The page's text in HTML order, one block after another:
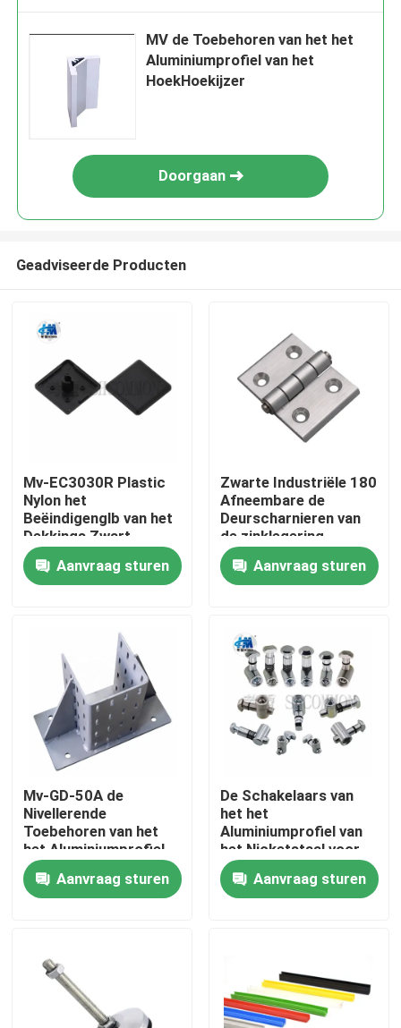
Thuis
Over ons
Producten
Industrieel Aluminiumprofiel
Het Profiel van het uitdrijvingsaluminium
V het Profiel van het Groefaluminium
Aangepast Aluminiumprofiel
CNC Aluminiumprofiel
MV de Toebehoren van het het
Aluminiumprofiel van het
HoekHoekijzer
Doorgaan
Geadviseerde Producten
Mv-EC3030R Plastic
Nylon het
Beëindigenglb van het
Dekkings Zwart
Profiel
Aanvraag sturen
Zwarte Industriële 180
Afneembare de
Deurscharnieren van
de zinklegering
Aanvraag sturen
Mv-GD-50A de
Nivellerende
Toebehoren van het
het Aluminiumprofiel
van de Profielvoet
Aanvraag sturen
De Schakelaars van
het het
Aluminiumprofiel van
het Nicketstaal voor
de bouw
Aanvraag sturen